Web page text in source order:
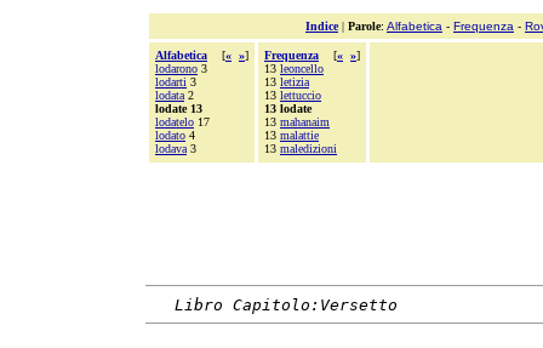
Indice| Parole: Alfabetica - Frequenza -
Alfabetica [« »]
lodarono 3
lodarti 3
lodata 2
lodate 13
lodatelo 17
lodato 4
lodava 3
Frequenza [« »]
13 leoncello
13 letizia
13 lettuccio
13 lodate
13 mahanaim
13 malattie
13 maledizioni
Libro Capitolo:Versetto